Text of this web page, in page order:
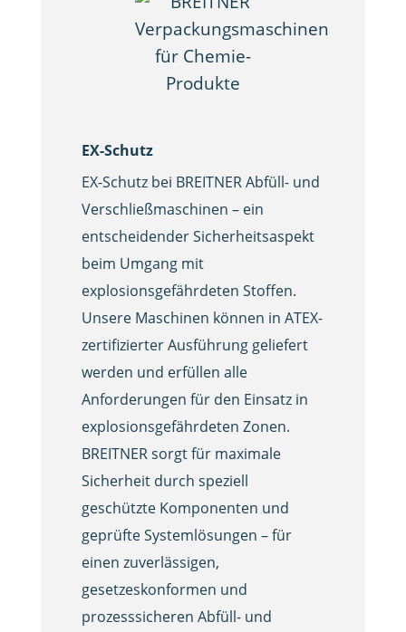
EX-Schutz
EX-Schutz bei BREITNER Abfüll- und
Verschließmaschinen – ein
entscheidender Sicherheitsaspekt
beim Umgang mit
explosionsgefährdeten Stoffen.
Unsere Maschinen können in ATEX-
zertifizierter Ausführung geliefert
werden und erfüllen alle
Anforderungen für den Einsatz in
explosionsgefährdeten Zonen.
BREITNER sorgt für maximale
Sicherheit durch speziell
geschützte Komponenten und
geprüfte Systemlösungen – für
einen zuverlässigen,
gesetzeskonformen und
prozesssicheren Abfüll- und